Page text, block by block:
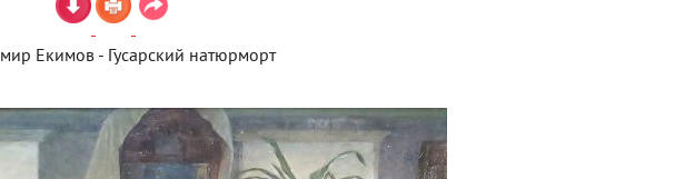
Екимов - Гусарский натюрморт